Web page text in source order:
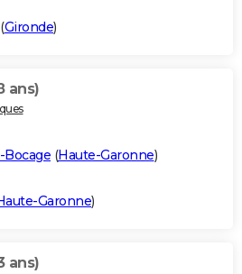
Gironde)
ans)
(Haute-Garonne)
Garonne)
ans)